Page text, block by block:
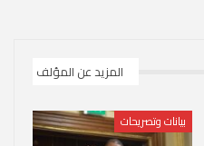
المزيد عن المؤلف
بيانات وتصريحات